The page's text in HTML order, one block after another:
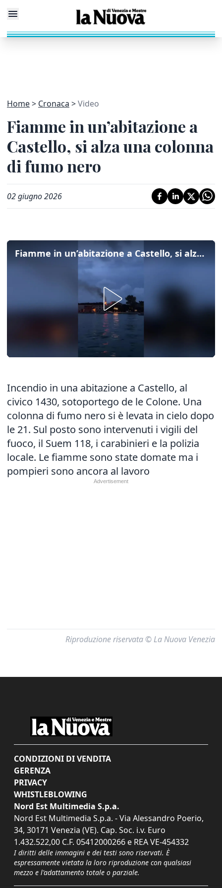
Home Cronaca Video
Fiamme in un’abitazione a
Castello, si alza una colonna
di fumo nero
02 giugno 2026
Fiamme in un’abitazione a Castello, si alza una colonna di fumo nero
Incendio in una abitazione a Castello, al
civico 1430, sotoportego de le Colone. Una
colonna di fumo nero si è levata in cielo dopo
le 21. Sul posto sono intervenuti i vigili del
fuoco, il Suem 118, i carabinieri e la polizia
locale. Le fiamme sono state domate ma i
pompieri sono ancora al lavoro
Riproduzione riservata © La Nuova Venezia
CONDIZIONI DI VENDITA
GERENZA
PRIVACY
WHISTLEBLOWING
Nord Est Multimedia S.p.a.
Nord Est Multimedia S.p.a. - Via Alessandro Poerio,
34, 30171 Venezia (VE). Cap. Soc. i.v. Euro
1.432.522,00 C.F. 05412000266 e REA VE-454332
I diritti delle immagini e dei testi sono riservati. È
espressamente vietata la loro riproduzione con qualsiasi
mezzo e l'adattamento totale o parziale.